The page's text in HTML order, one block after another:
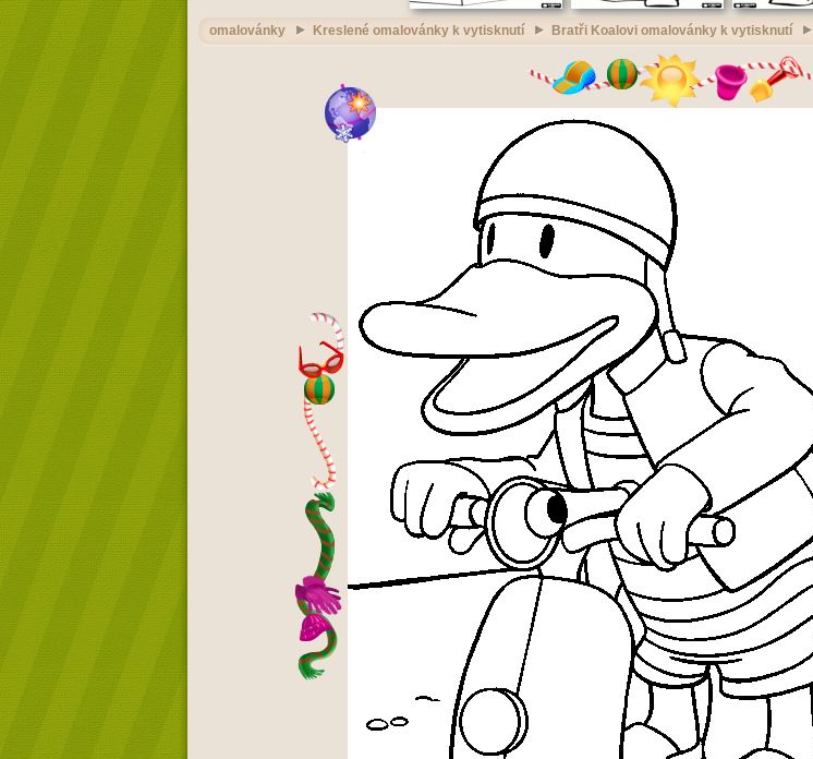
omalovánky Kreslené omalovánky k vytisknutí Bratři Koalovi omalovánky k vytisknutí